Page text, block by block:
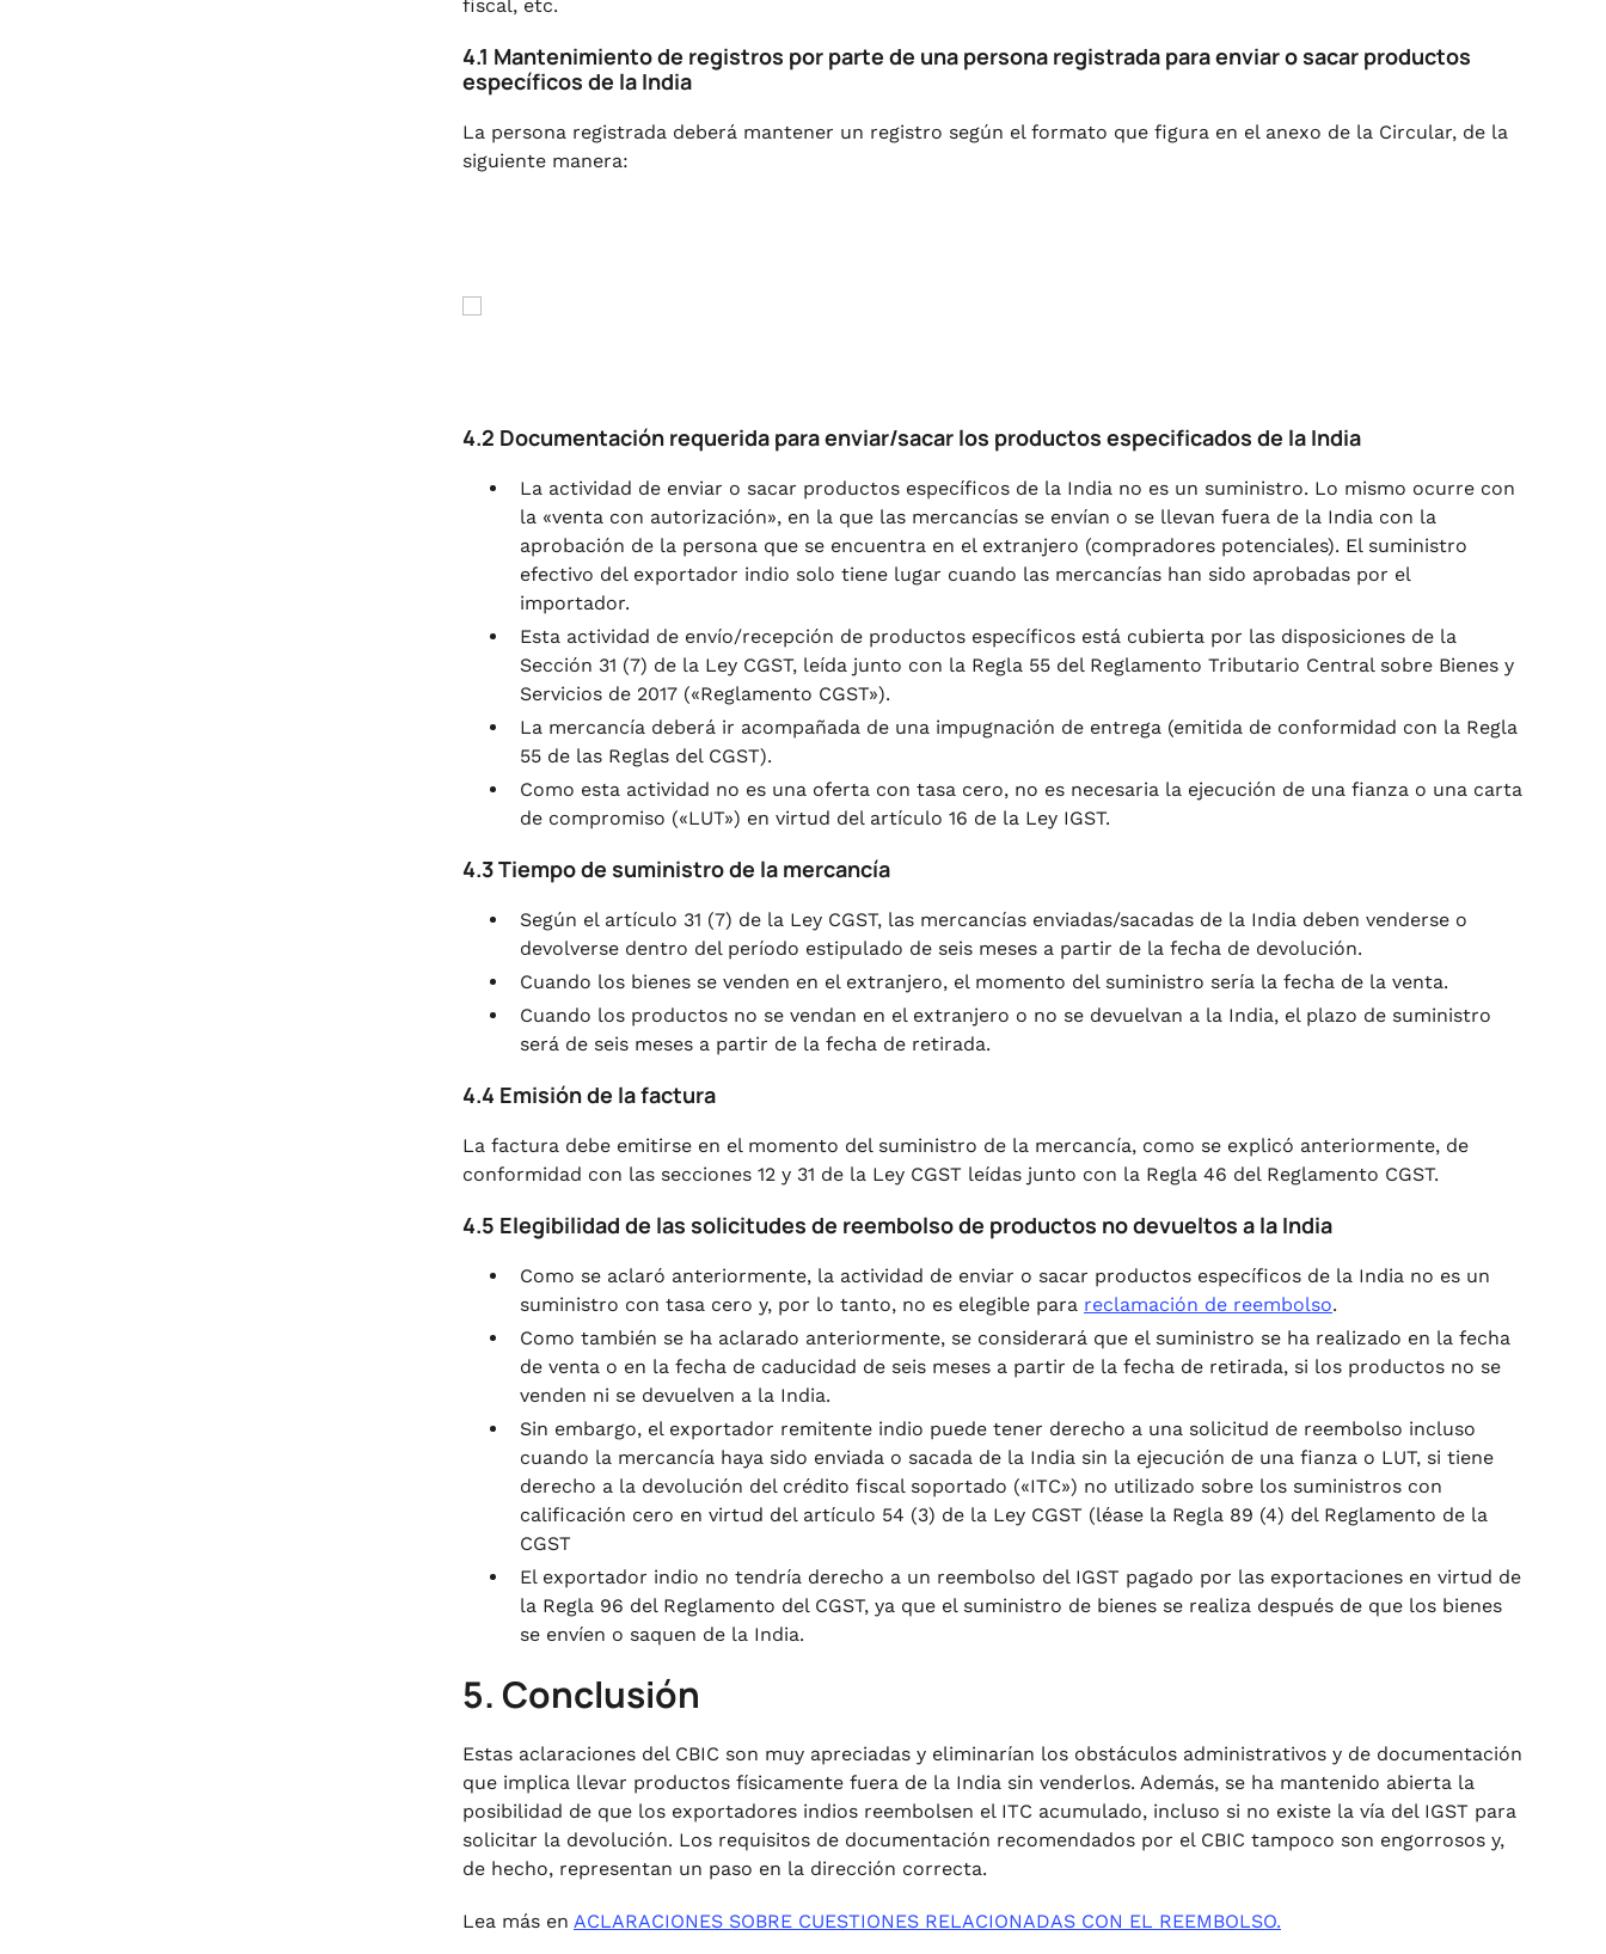
fiscal, etc.
4.1 Mantenimiento de registros por parte de una persona registrada para enviar o sacar productos
específicos de la India
La persona registrada deberá mantener un registro según el formato que figura en el anexo de la Circular, de la
siguiente manera:
4.2 Documentación requerida para enviar/sacar los productos especificados de la India
La actividad de enviar o sacar productos específicos de la India no es un suministro. Lo mismo ocurre con
la «venta con autorización», en la que las mercancías se envían o se llevan fuera de la India con la
aprobación de la persona que se encuentra en el extranjero (compradores potenciales). El suministro
efectivo del exportador indio solo tiene lugar cuando las mercancías han sido aprobadas por el
importador.
Esta actividad de envío/recepción de productos específicos está cubierta por las disposiciones de la
Sección 31 (7) de la Ley CGST, leída junto con la Regla 55 del Reglamento Tributario Central sobre Bienes y
Servicios de 2017 («Reglamento CGST»).
La mercancía deberá ir acompañada de una impugnación de entrega (emitida de conformidad con la Regla
55 de las Reglas del CGST).
Como esta actividad no es una oferta con tasa cero, no es necesaria la ejecución de una fianza o una carta
de compromiso («LUT») en virtud del artículo 16 de la Ley IGST.
4.3 Tiempo de suministro de la mercancía
Según el artículo 31 (7) de la Ley CGST, las mercancías enviadas/sacadas de la India deben venderse o
devolverse dentro del período estipulado de seis meses a partir de la fecha de devolución.
Cuando los bienes se venden en el extranjero, el momento del suministro sería la fecha de la venta.
Cuando los productos no se vendan en el extranjero o no se devuelvan a la India, el plazo de suministro
será de seis meses a partir de la fecha de retirada.
4.4 Emisión de la factura
La factura debe emitirse en el momento del suministro de la mercancía, como se explicó anteriormente, de
conformidad con las secciones 12 y 31 de la Ley CGST leídas junto con la Regla 46 del Reglamento CGST.
4.5 Elegibilidad de las solicitudes de reembolso de productos no devueltos a la India
Como se aclaró anteriormente, la actividad de enviar o sacar productos específicos de la India no es un
suministro con tasa cero y, por lo tanto, no es elegible para reclamación de reembolso.
Como también se ha aclarado anteriormente, se considerará que el suministro se ha realizado en la fecha
de venta o en la fecha de caducidad de seis meses a partir de la fecha de retirada, si los productos no se
venden ni se devuelven a la India.
Sin embargo, el exportador remitente indio puede tener derecho a una solicitud de reembolso incluso
cuando la mercancía haya sido enviada o sacada de la India sin la ejecución de una fianza o LUT, si tiene
derecho a la devolución del crédito fiscal soportado («ITC») no utilizado sobre los suministros con
calificación cero en virtud del artículo 54 (3) de la Ley CGST (léase la Regla 89 (4) del Reglamento de la
CGST
El exportador indio no tendría derecho a un reembolso del IGST pagado por las exportaciones en virtud de
la Regla 96 del Reglamento del CGST, ya que el suministro de bienes se realiza después de que los bienes
se envíen o saquen de la India.
5. Conclusión
Estas aclaraciones del CBIC son muy apreciadas y eliminarían los obstáculos administrativos y de documentación
que implica llevar productos físicamente fuera de la India sin venderlos. Además, se ha mantenido abierta la
posibilidad de que los exportadores indios reembolsen el ITC acumulado, incluso si no existe la vía del IGST para
solicitar la devolución. Los requisitos de documentación recomendados por el CBIC tampoco son engorrosos y,
de hecho, representan un paso en la dirección correcta.
Lea más en ACLARACIONES SOBRE CUESTIONES RELACIONADAS CON EL REEMBOLSO.